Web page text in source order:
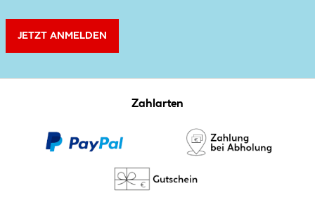
JETZT ANMELDEN
Zahlarten